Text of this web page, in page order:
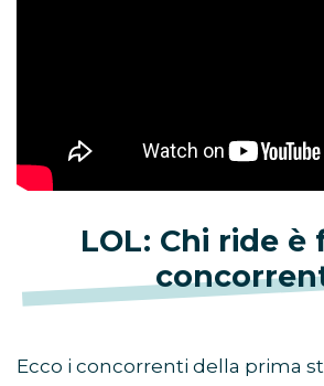
LOL: Chi ride è
Ecco i concorrenti della prima